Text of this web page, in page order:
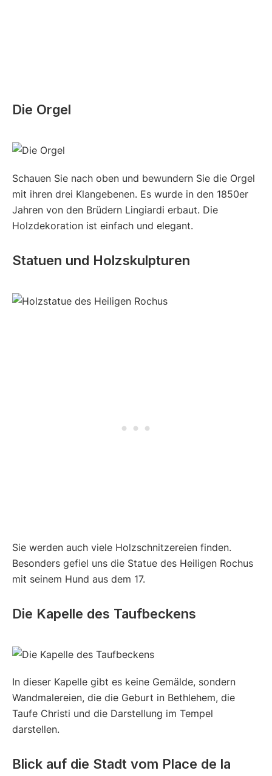
Die Orgel
Schauen Sie nach oben und bewundern Sie die Orgel
mit ihren drei Klangebenen. Es wurde in den 1850er
Jahren von den Brüdern Lingiardi erbaut. Die
Holzdekoration ist einfach und elegant.
Statuen und Holzskulpturen
Sie werden auch viele Holzschnitzereien finden.
Besonders gefiel uns die Statue des Heiligen Rochus
mit seinem Hund aus dem 17.
Die Kapelle des Taufbeckens
In dieser Kapelle gibt es keine Gemälde, sondern
Wandmalereien, die die Geburt in Bethlehem, die
Taufe Christi und die Darstellung im Tempel
darstellen.
Blick auf die Stadt vom Place de la